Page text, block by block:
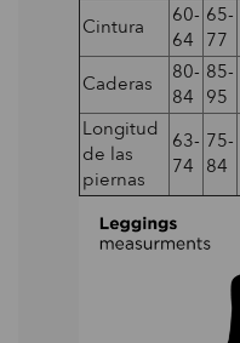
Cintura
60-
64
65-
77
Caderas
80-
84
85-
95
Longitud
de las
piernas
63-
74
75-
84